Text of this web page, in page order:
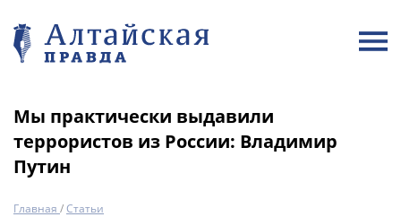
Мы практически выдавили
террористов из России: Владимир
Путин
Главная /Статьи